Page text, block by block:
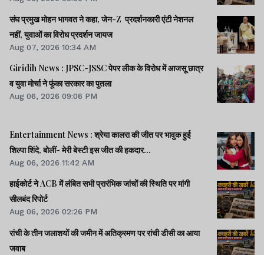
संघ प्रमुख मोहन भागवत ने कहा, जेन-Z प्रदर्शनकारी एंटी नेशनल
नहीं, युवाओं का विरोध प्रदर्शन जायज
Aug 07, 2026 10:34 AM
Giridih News : JPSC-JSSC पेपर लीक के विरोध में आजसू छात्र
व युवा मोर्चा ने फूंका सरकार का पुतला
Aug 06, 2026 09:06 PM
Entertainment News : श्रेया कालरा की जीत पर भावुक हुई
शिल्पा शिंदे, बोलीं- मेरी बेस्टी इस जीत की हकदार...
Aug 06, 2026 11:42 AM
हाईकोर्ट ने ACB में लंबित सभी प्रारंभिक जांचों की स्थिति पर मांगी
सीलबंद रिपोर्ट
Aug 06, 2026 02:26 PM
रांची के तीन जलाशयों की जमीन में अतिक्रमण पर रांची डीसी का आया
जवाब